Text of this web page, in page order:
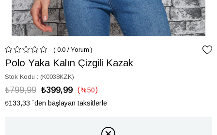
0.0 / Yorum
Polo Yaka Kalın Çizgili Kazak
Stok Kodu (K0038KZK)
₺799,99 ₺399,99 %50
İndirim
₺133,33 `den başlayan taksitlerle